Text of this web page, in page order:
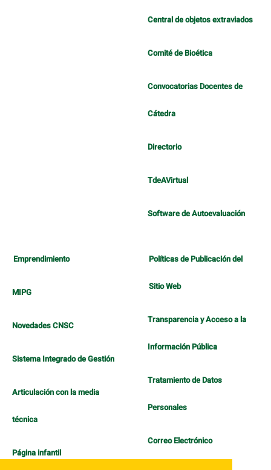
Central de objetos extraviados
Comité de Bioética
Convocatorias Docentes de
Cátedra
Directorio
TdeAVirtual
Software de Autoevaluación
Emprendimiento
MIPG
Novedades CNSC
Sistema Integrado de Gestión
Articulación con la media
técnica
Página infantil
Políticas de Publicación del
Sitio Web
Transparencia y Acceso a la
Información Pública
Tratamiento de Datos
Personales
Correo Electrónico